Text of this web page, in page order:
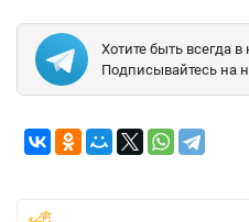
Хотите быть всегда в
Подписывайтесь на